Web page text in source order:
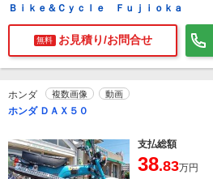
Ｂｉｋｅ＆Ｃｙｃｌｅ Ｆｕｊｉｏｋａ
無料 お見積り/お問合せ
ホンダ 複数画像 動画
ホンダ ＤＡＸ５０
支払総額
38.83万円